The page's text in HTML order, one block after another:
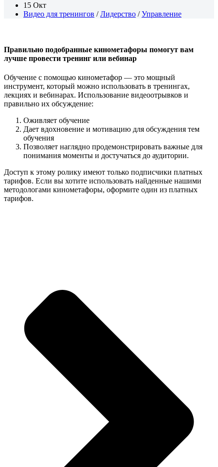
15 Окт
Видео для тренингов /Лидерство /Управление
Правильно подобранные кинометафоры помогут вам
лучше провести тренинг или вебинар
Обучение с помощью кинометафор — это мощный
инструмент, который можно использовать в тренингах,
лекциях и вебинарах. Использование видеоотрывков и
правильно их обсуждение:
Оживляет обучение
Дает вдохновение и мотивацию для обсуждения тем
обучения
Позволяет наглядно продемонстрировать важные для
понимания моменты и достучаться до аудитории.
Доступ к этому ролику имеют только подписчики платных
тарифов. Если вы хотите использовать найденные нашими
методологами кинометафоры, оформите один из платных
тарифов.